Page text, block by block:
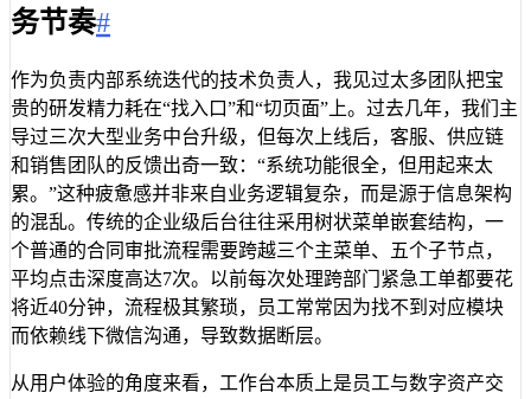
务节奏#
作为负责内部系统迭代的技术负责人，我见过太多团队把宝
贵的研发精力耗在“找入口”和“切页面”上。过去几年，我们主
导过三次大型业务中台升级，但每次上线后，客服、供应链
和销售团队的反馈出奇一致：“系统功能很全，但用起来太
累。”这种疲惫感并非来自业务逻辑复杂，而是源于信息架构
的混乱。传统的企业级后台往往采用树状菜单嵌套结构，一
个普通的合同审批流程需要跨越三个主菜单、五个子节点，
平均点击深度高达7次。以前每次处理跨部门紧急工单都要花
将近40分钟，流程极其繁琐，员工常常因为找不到对应模块
而依赖线下微信沟通，导致数据断层。
从用户体验的角度来看，工作台本质上是员工与数字资产交